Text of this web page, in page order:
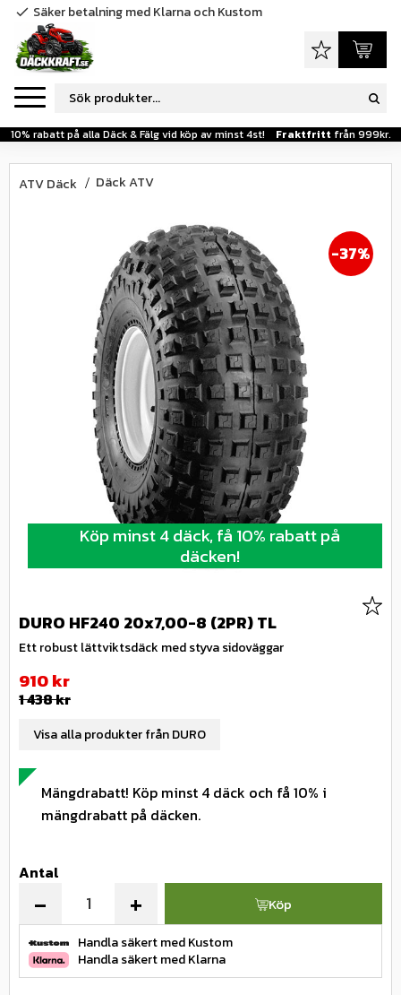
Meny
10% rabatt på alla Däck & Fälg vid köp av minst 4st! Fraktfritt från 999kr.
check Säker betalning med Klarna och Kustom
Favoriter
ATV Däck Däck ATV
Köp minst 4 däck, få 10% rabatt på
däcken!
37%
DURO HF240 20x7,00-8 (2PR) TL
Ett robust lättviktsdäck med styva sidoväggar
Mängdrabatt! Köp minst 4 däck och få 10% i
mängdrabatt på däcken.
Nedsatt pris:
910kr
Ordinarie pris:
1 438kr
Antal
+
- Köp
Handla säkert med Kustom
Handla säkert med Klarna
Visa alla produkter från DURO